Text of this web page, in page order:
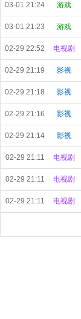
03-01 21:24 游戏
03-01 21:23 游戏
02-29 22:52 电视剧
02-29 21:19 影视
02-29 21:18 影视
02-29 21:16 影视
02-29 21:14 影视
02-29 21:11 电视剧
02-29 21:11 电视剧
02-29 21:11 电视剧